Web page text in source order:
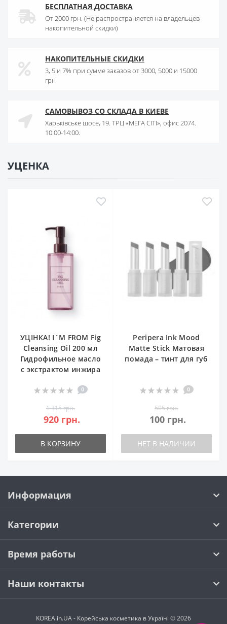
БЕСПЛАТНАЯ ДОСТАВКА
От 2000 грн. (Не распространяется на владельцев
накопительной скидки)
НАКОПИТЕЛЬНЫЕ СКИДКИ
3, 5 и 7% при сумме заказов от 3000, 5000 и 15000
грн
САМОВЫВОЗ СО СКЛАДА В КИЕВЕ
Харьківське шосе, 19. ТРЦ «МЕГА СІТІ», офис 2074.
10:00-14:00.
УЦЕНКА
УЦІНКА! I`M FROM Fig
Cleansing Oil 200 мл
Гидрофильное масло
с экстрактом инжира
0
1 315 грн.
920 грн.
В КОРЗИНУ
Peripera Ink Mood
Matte Stick Матовая
помада – тинт для губ
0
505 грн.
100 грн.
НЕТ В НАЛИЧИИ
Информация
Категории
Время работы
Наши контакты
KOREA.in.UA - Корейська косметика в Україні © 2026